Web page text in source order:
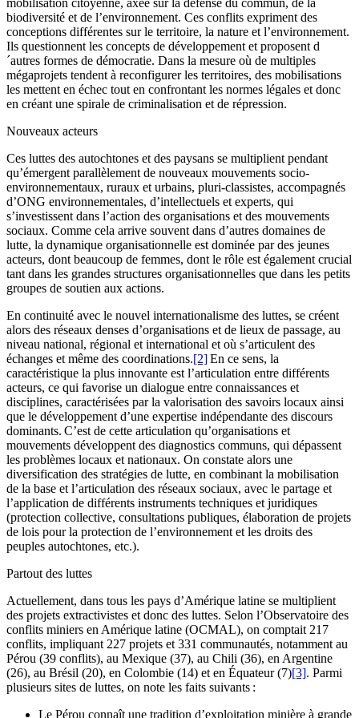
mobilisation citoyenne, axée sur la défense du commun, de la
biodiversité et de l’environnement. Ces conflits expriment des
conceptions différentes sur le territoire, la nature et l’environnement.
Ils questionnent les concepts de développement et proposent d
´autres formes de démocratie. Dans la mesure où de multiples
mégaprojets tendent à reconfigurer les territoires, des mobilisations
les mettent en échec tout en confrontant les normes légales et donc
en créant une spirale de criminalisation et de répression.
Nouveaux acteurs
Ces luttes des autochtones et des paysans se multiplient pendant
qu’émergent parallèlement de nouveaux mouvements socio-
environnementaux, ruraux et urbains, pluri-classistes, accompagnés
d’ONG environnementales, d’intellectuels et experts, qui
s’investissent dans l’action des organisations et des mouvements
sociaux. Comme cela arrive souvent dans d’autres domaines de
lutte, la dynamique organisationnelle est dominée par des jeunes
acteurs, dont beaucoup de femmes, dont le rôle est également crucial
tant dans les grandes structures organisationnelles que dans les petits
groupes de soutien aux actions.
En continuité avec le nouvel internationalisme des luttes, se créent
alors des réseaux denses d’organisations et de lieux de passage, au
niveau national, régional et international et où s’articulent des
échanges et même des coordinations.[2]En ce sens, la
caractéristique la plus innovante est l’articulation entre différents
acteurs, ce qui favorise un dialogue entre connaissances et
disciplines, caractérisées par la valorisation des savoirs locaux ainsi
que le développement d’une expertise indépendante des discours
dominants. C’est de cette articulation qu’organisations et
mouvements développent des diagnostics communs, qui dépassent
les problèmes locaux et nationaux. On constate alors une
diversification des stratégies de lutte, en combinant la mobilisation
de la base et l’articulation des réseaux sociaux, avec le partage et
l’application de différents instruments techniques et juridiques
(protection collective, consultations publiques, élaboration de projets
de lois pour la protection de l’environnement et les droits des
peuples autochtones, etc.).
Partout des luttes
Actuellement, dans tous les pays d’Amérique latine se multiplient
des projets extractivistes et donc des luttes. Selon l’Observatoire des
conflits miniers en Amérique latine (OCMAL), on comptait 217
conflits, impliquant 227 projets et 331 communautés, notamment au
Pérou (39 conflits), au Mexique (37), au Chili (36), en Argentine
(26), au Brésil (20), en Colombie (14) et en Équateur (7)[3]. Parmi
plusieurs sites de luttes, on note les faits suivants :
Le Pérou connaît une tradition d’exploitation minière à grande